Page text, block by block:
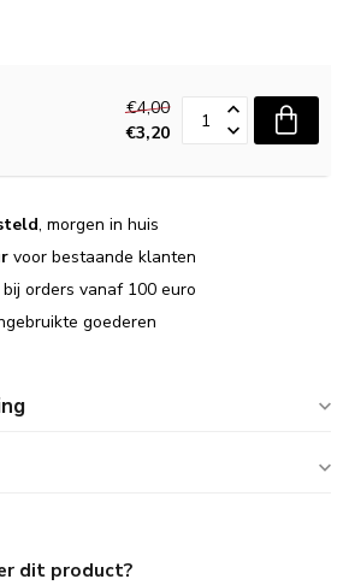
€4,00
€3,20
, morgen in huis
voor bestaande klanten
bij orders vanaf 100 euro
goederen
dit product?